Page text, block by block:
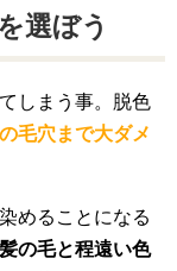
選ぼう
しまう事。脱色
毛穴まで大ダメ
めることになる
の毛と程遠い色